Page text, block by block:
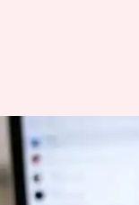
ஞாபகம்